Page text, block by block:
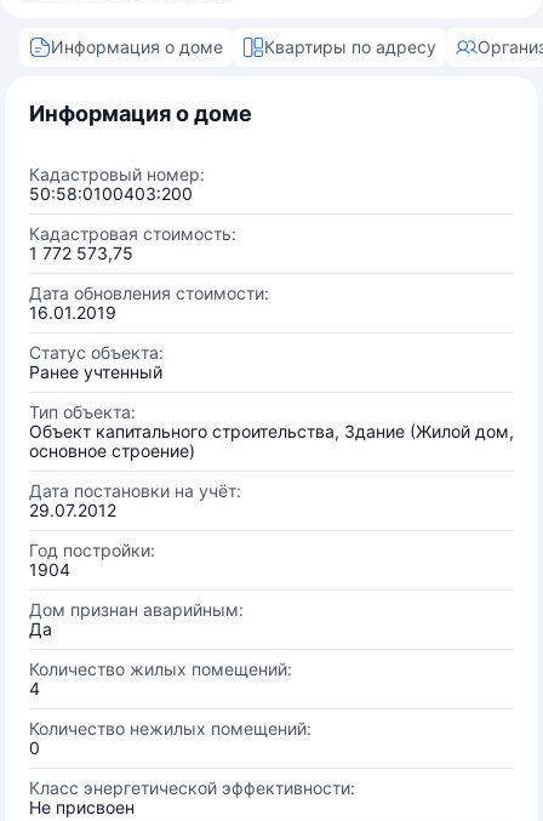
Информация о доме Квартиры по адресу
Информация о доме
Кадастровый номер:
50:58:0100403:200
Кадастровая стоимость:
1 772 573,75
Дата обновления стоимости:
16.01.2019
Статус объекта:
Ранее учтенный
Тип объекта:
Объект капитального строительства, Здание (Жилой дом,
основное строение)
Дата постановки на учёт:
29.07.2012
Год постройки:
1904
Дом признан аварийным:
Да
Количество жилых помещений:
4
Количество нежилых помещений:
0
Класс энергетической эффективности:
Не присвоен